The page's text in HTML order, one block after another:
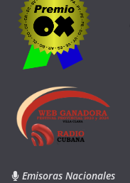
Emisoras Nacionales